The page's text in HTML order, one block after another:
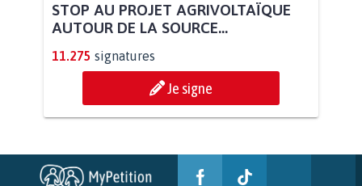
STOP AU PROJET AGRIVOLTAÏQUE
AUTOUR DE LA SOURCE...
11.275 signatures
Je signe